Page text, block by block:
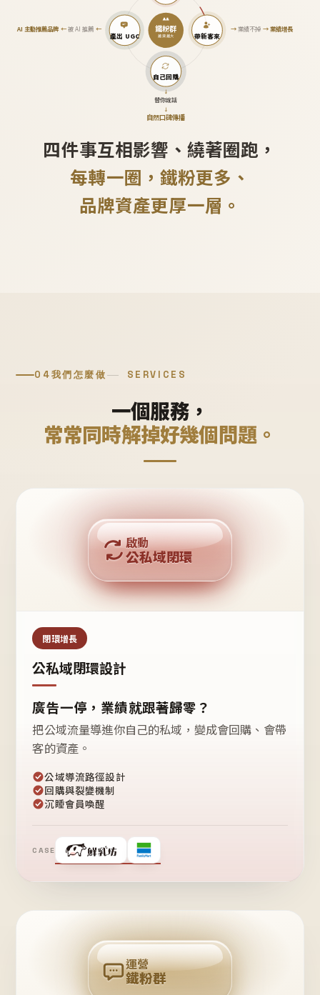
鐵粉群
越滾越大 帶新客來
→業績不掉 →業績增長
自己回購
↓
替你說話
↓
自然口碑傳播
產出 UGC
AI 主動推薦品牌←被 AI 推薦 ←
四件事互相影響、繞著圈跑，
每轉一圈，鐵粉更多、
品牌資產更厚一層。
04我們怎麼做 SERVICES
一個服務，
常常同時解掉好幾個問題。
公域流量
私域鐵粉
回購複利
啟動
公私域閉環
閉環增長
公私域閉環設計
廣告一停，業績就跟著歸零？
把公域流量導進你自己的私域，變成會回購、會帶
客的資產。
公域導流路徑設計
回購與裂變機制
沉睡會員喚醒
CASE
❤
粉
回
購
運營
鐵粉群